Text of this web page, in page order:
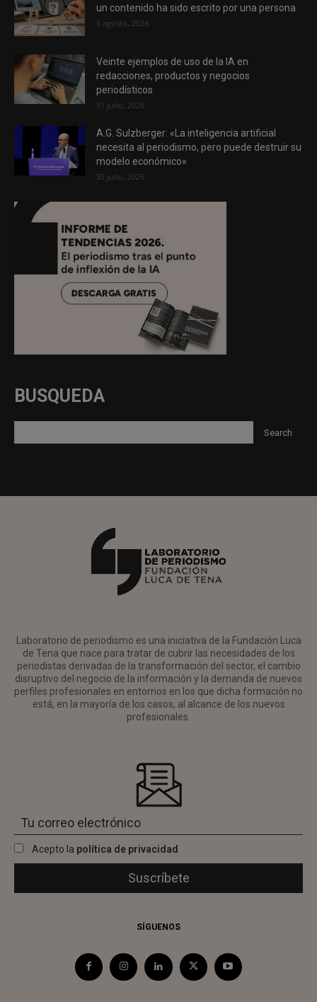
un contenido ha sido escrito por una persona
3 agosto, 2026
Veinte ejemplos de uso de la IA en
redacciones, productos y negocios
periodísticos
31 julio, 2026
A.G. Sulzberger: «La inteligencia artificial
necesita al periodismo, pero puede destruir su
modelo económico»
30 julio, 2026
BUSQUEDA
Laboratorio de periodismo es una iniciativa de la Fundación Luca
de Tena que nace para tratar de cubrir las necesidades de los
periodistas derivadas de la transformación del sector, el cambio
disruptivo del negocio de la información y la demanda de nuevos
perfiles profesionales en entornos en los que dicha formación no
está, en la mayoría de los casos, al alcance de los nuevos
profesionales.
Acepto la política de privacidad
SÍGUENOS